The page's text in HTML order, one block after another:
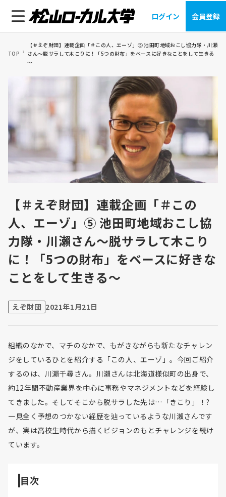
ログイン 会員登録
TOP
【＃えぞ財団】連載企画「＃この人、エーゾ」⑤ 池田町地域おこし協力隊・川瀨
さん～脱サラして木こりに！「5つの財布」をベースに好きなことをして生きる
～
【＃えぞ財団】連載企画「＃この
人、エーゾ」⑤ 池田町地域おこし協
力隊・川瀨さん～脱サラして木こり
に！「5つの財布」をベースに好きな
ことをして生きる～
えぞ財団 2021年1月21日
組織のなかで、マチのなかで、もがきながらも新たなチャレン
ジをしているひとを紹介する「この人、エーゾ」。今回ご紹介
するのは、川瀨千尋さん。川瀨さんは北海道様似町の出身で、
約12年間不動産業界を中心に事務やマネジメントなどを経験し
てきました。そしてそこから脱サラした先は…「きこり」！?
一見全く予想のつかない経歴を辿っているような川瀨さんです
が、実は高校生時代から描くビジョンのもとチャレンジを続け
ています。
目次